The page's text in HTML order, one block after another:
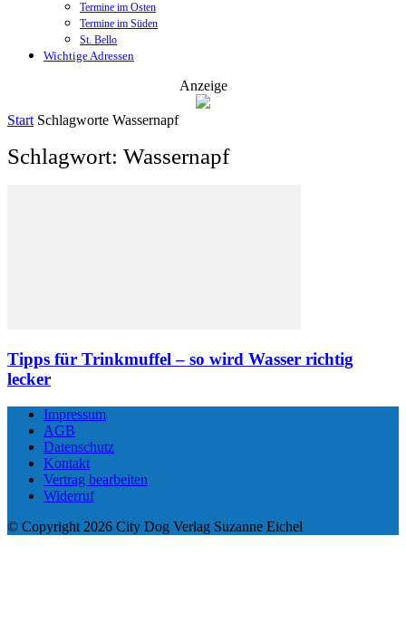
Termine im Osten
Termine im Süden
St. Bello
Wichtige Adressen
Anzeige
Start Schlagworte Wassernapf
Schlagwort: Wassernapf
Tipps für Trinkmuffel – so wird Wasser richtig
lecker
Impressum
AGB
Datenschutz
Kontakt
Vertrag bearbeiten
Widerruf
© Copyright 2026 City Dog Verlag Suzanne Eichel